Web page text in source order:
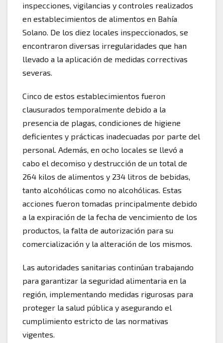
inspecciones, vigilancias y controles realizados
en establecimientos de alimentos en Bahía
Solano. De los diez locales inspeccionados, se
encontraron diversas irregularidades que han
llevado a la aplicación de medidas correctivas
severas.
Cinco de estos establecimientos fueron
clausurados temporalmente debido a la
presencia de plagas, condiciones de higiene
deficientes y prácticas inadecuadas por parte del
personal. Además, en ocho locales se llevó a
cabo el decomiso y destrucción de un total de
264 kilos de alimentos y 234 litros de bebidas,
tanto alcohólicas como no alcohólicas. Estas
acciones fueron tomadas principalmente debido
a la expiración de la fecha de vencimiento de los
productos, la falta de autorización para su
comercialización y la alteración de los mismos.
Las autoridades sanitarias continúan trabajando
para garantizar la seguridad alimentaria en la
región, implementando medidas rigurosas para
proteger la salud pública y asegurando el
cumplimiento estricto de las normativas
vigentes.